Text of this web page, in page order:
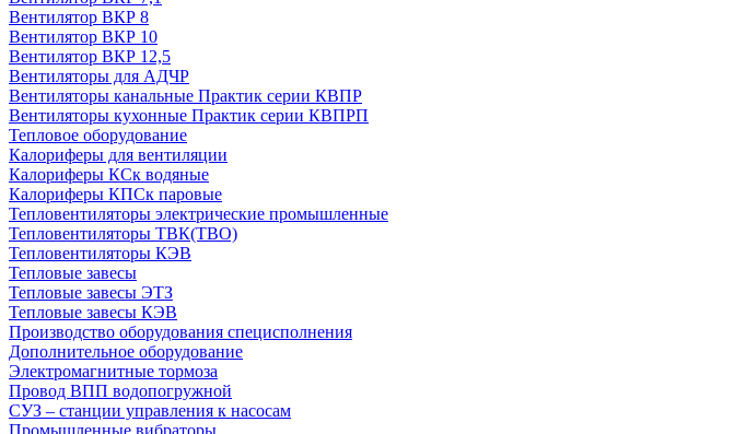
Вентилятор ВКР 8
Вентилятор ВКР 10
Вентилятор ВКР 12,5
Вентиляторы для АДЧР
Вентиляторы канальные Практик серии КВПР
Вентиляторы кухонные Практик серии КВПРП
Тепловое оборудование
Калориферы для вентиляции
Калориферы КСк водяные
Калориферы КПСк паровые
Тепловентиляторы электрические промышленные
Тепловентиляторы ТВК(ТВО)
Тепловентиляторы КЭВ
Тепловые завесы
Тепловые завесы ЭТЗ
Тепловые завесы КЭВ
Производство оборудования специсполнения
Дополнительное оборудование
Электромагнитные тормоза
Провод ВПП водопогружной
СУЗ – станции управления к насосам
Промышленные вибраторы